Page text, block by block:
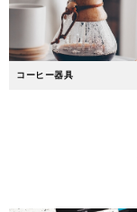
コーヒー器具